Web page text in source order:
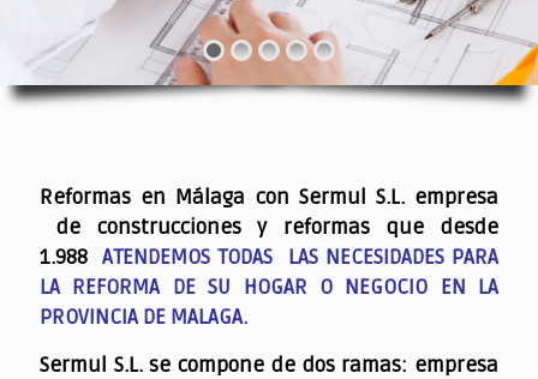
Reformas en Málaga con Sermul S.L. empresa
de construcciones y reformas que desde
1.988ATENDEMOS TODAS LAS NECESIDADES PARA
LA REFORMA DE SU HOGAR O NEGOCIO EN LA
PROVINCIA DE MALAGA.
Sermul S.L. se compone de dos ramas: empresa